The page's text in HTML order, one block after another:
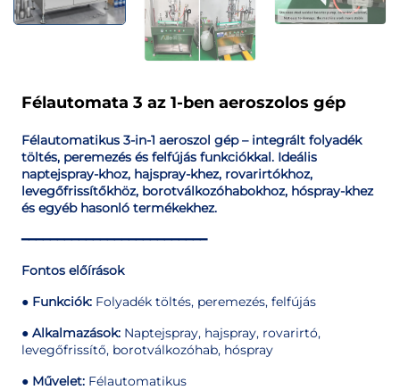
Félautomata 3 az 1-ben aeroszolos gép
Félautomatikus 3-in-1 aeroszol gép – integrált folyadék
töltés, peremezés és felfújás funkciókkal. Ideális
naptejspray-khoz, hajspray-khez, rovarirtókhoz,
levegőfrissítőkhöz, borotválkozóhabokhoz, hóspray-khez
és egyéb hasonló termékekhez.
━━━━━━━━━━━━━━━━━━━━━━━━━━
Fontos előírások
● Funkciók: Folyadék töltés, peremezés, felfújás
● Alkalmazások: Naptejspray, hajspray, rovarirtó,
levegőfrissítő, borotválkozóhab, hóspray
● Művelet: Félautomatikus